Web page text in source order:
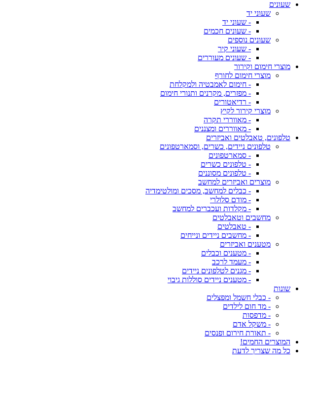
שעונים
שעוני יד
- שעוני יד
- שעונים חכמים
שעונים נוספים
- שעוני קיר
- שעונים מעוררים
מוצרי חימום וקירור
מוצרי חימום לחורף
- חימום לאמבטיה ולמקלחת
- מפזרים, מקרנים ותנורי חימום
- רדיאטורים
מוצרי קירור לקיץ
- מאווררי תקרה
- מאווררים ומצננים
טלפונים, טאבלטים ואביזרים
טלפונים ניידים, כשרים, וסמארטפונים
- סמארטפונים
- טלפונים כשרים
- טלפונים מסוננים
מוצרים ואביזרים למחשב
- כבלים למחשב, מסכים ומולטימדיה
- מודם סלולרי
- מקלדות ועכברים למחשב
מחשבים וטאבלטים
- טאבלטים
- מחשבים ניידים ונייחים
מטענים ואביזרים
- מטענים וכבלים
- מעמד לרכב
- מגנים לטלפונים ניידים
- מטענים ניידים סוללות גיבוי
שונות
- כבלי חשמל ומפצלים
- מד חום לילדים
- מדפסות
- משקל אדם
- תאורת חירום ופנסים
המוצרים החמים!
כל מה שצריך לדעת